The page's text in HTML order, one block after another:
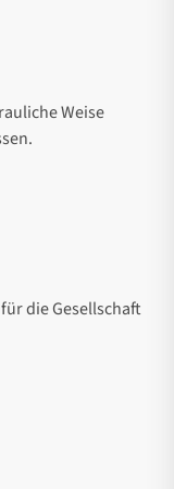
Weise
die Gesellschaft